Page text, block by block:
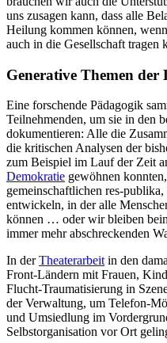
uns zusagen kann, dass alle
Heilung kommen können,
auch in die Gesellschaft tragen
Generative Themen der
Eine forschende Pädagogik
Teilnehmenden, um sie in den
dokumentieren: Alle die
die kritischen Analysen der
zum Beispiel im Lauf der Zeit
Demokratie gewöhnen
gemeinschaftlichen res-
entwickeln, in der alle
können … oder wir bleiben
immer mehr abschreckenden
In derTheaterarbeit in den
Front-Ländern mit Frauen,
Flucht-Traumatisierung in
der Verwaltung, um Telefon-
und Umsiedlung im
Selbstorganisation vor Ort